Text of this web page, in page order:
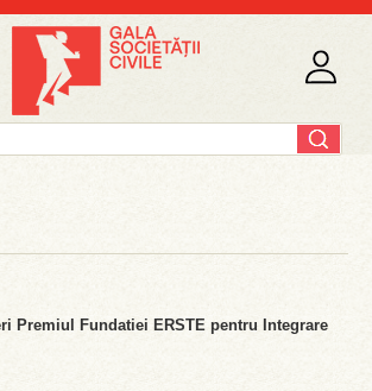
Premiul Fundatiei ERSTE pentru Integrare